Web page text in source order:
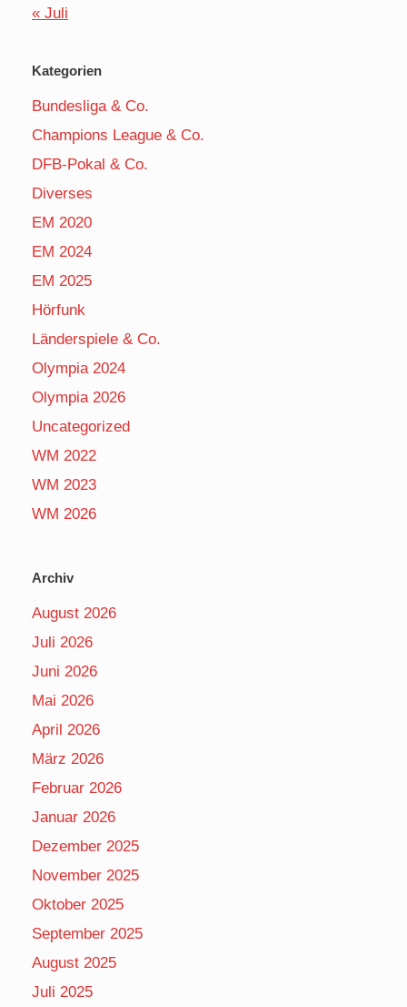
« Juli
Kategorien
Bundesliga & Co.
Champions League & Co.
DFB-Pokal & Co.
Diverses
EM 2020
EM 2024
EM 2025
Hörfunk
Länderspiele & Co.
Olympia 2024
Olympia 2026
Uncategorized
WM 2022
WM 2023
WM 2026
Archiv
August 2026
Juli 2026
Juni 2026
Mai 2026
April 2026
März 2026
Februar 2026
Januar 2026
Dezember 2025
November 2025
Oktober 2025
September 2025
August 2025
Juli 2025